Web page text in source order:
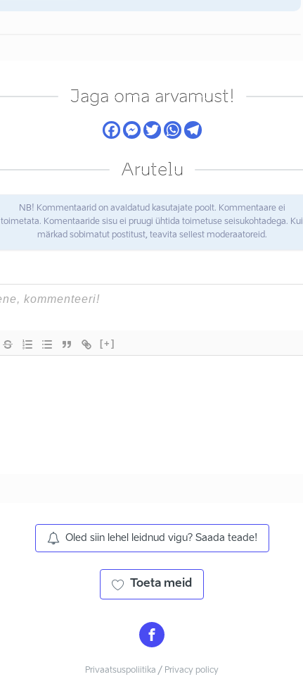
Jaga oma arvamust!
Arutelu
NB! Kommentaarid on avaldatud kasutajate poolt. Kommentaare ei
toimetata. Komentaaride sisu ei pruugi ühtida toimetuse seisukohtadega. Kui
märkad sobimatut postitust, teavita sellest moderaatoreid.
[+]
Oled siin lehel leidnud vigu? Saada teade!
Toeta meid
Privaatsuspoliitika / Privacy policy